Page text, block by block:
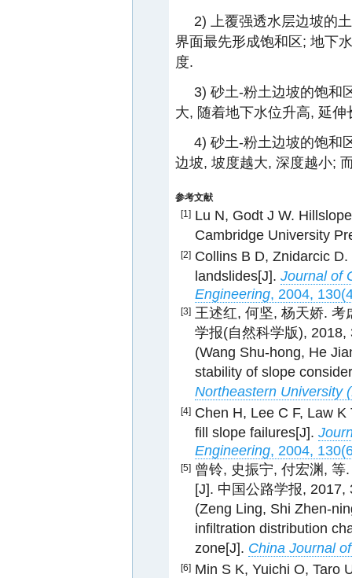
2) 上覆强透水层边坡的
界面最先形成饱和区; 地下
度.
3) 砂土-粉土边坡的饱和
大, 随着地下水位升高, 延
4) 砂土-粉土边坡的饱和
边坡, 坡度越大, 深度越小;
参考文献
[1] Lu N, Godt J W.
Cambridge University
[2] Collins B D, Znidarcic
landslides[J]. Journal of
Engineering, 2004,
[3] 王述红, 何坚, 杨天娇. 考
学报(自然科学版), 2018,
(Wang Shu-hong, He
stability of slope
Northeastern University
[4] Chen H, Lee C F, Law
fill slope failures[J].
Engineering, 2004,
[5] 曾铃, 史振宁, 付宏渊,
[J]. 中国公路学报, 2017,
(Zeng Ling, Shi Zhen-
infiltration distribution
zone[J]. China Journal
[6] Min S K, Yuichi O, Taro